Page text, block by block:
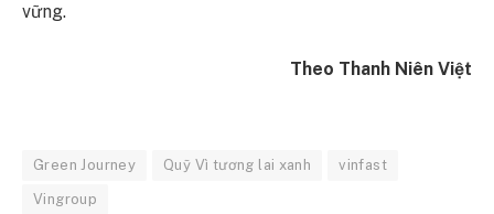
vững.
Theo Thanh Niên Việt
Green Journey Quỹ Vì tương lai xanh vinfast
Vingroup